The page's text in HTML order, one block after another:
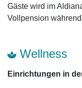
Gäste wird im
Vollpension
Wellness
Einrichtungen in